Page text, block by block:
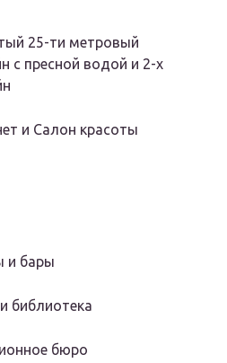
25-ти метровый
с пресной водой и 2-х
и Салон красоты
и бары
библиотека
бюро